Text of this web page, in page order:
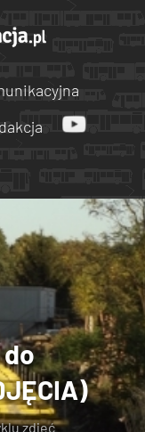
zdjęć